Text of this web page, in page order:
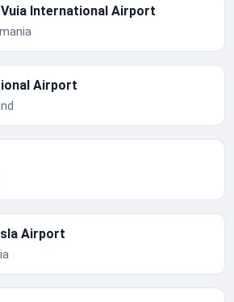
International Airport
Airport
Airport